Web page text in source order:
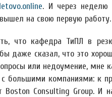
letovo.online. И через неделю
на свою первую работу.
что кафедра ТиПЛ в
даже сказал, что это
или недоумение, мне
большими компаниями: к
Boston Consulting Group. И